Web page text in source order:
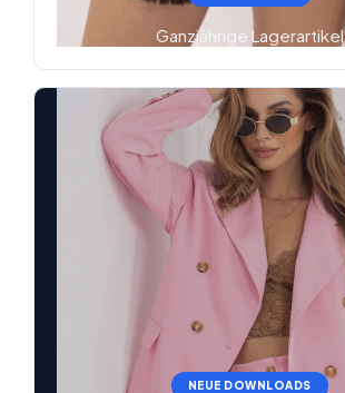
Ganzjährige Lagerartikel
NEUE DOWNLOADS